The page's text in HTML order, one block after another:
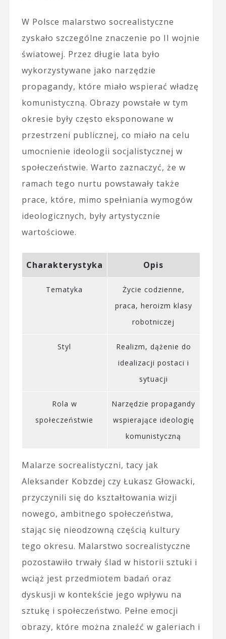
W Polsce malarstwo socrealistyczne
zyskało szczególne znaczenie po II wojnie
światowej. Przez długie lata było
wykorzystywane jako narzędzie
propagandy, które miało wspierać władzę
komunistyczną. Obrazy powstałe w tym
okresie były często eksponowane w
przestrzeni publicznej, co miało na celu
umocnienie ideologii socjalistycznej w
społeczeństwie. Warto zaznaczyć, że w
ramach tego nurtu powstawały także
prace, które, mimo spełniania wymogów
ideologicznych, były artystycznie
wartościowe.
Charakterystyka Opis
Tematyka
Życie codzienne,
praca, heroizm klasy
robotniczej
Styl
Realizm, dążenie do
idealizacji postaci i
sytuacji
Rola w
społeczeństwie
Narzędzie propagandy
wspierające ideologię
komunistyczną
Malarze socrealistyczni, tacy jak
Aleksander Kobzdej czy Łukasz Głowacki,
przyczynili się do kształtowania wizji
nowego, ambitnego społeczeństwa,
stając się nieodzowną częścią kultury
tego okresu. Malarstwo socrealistyczne
pozostawiło trwały ślad w historii sztuki i
wciąż jest przedmiotem badań oraz
dyskusji w kontekście jego wpływu na
sztukę i społeczeństwo. Pełne emocji
obrazy, które można znaleźć w galeriach i